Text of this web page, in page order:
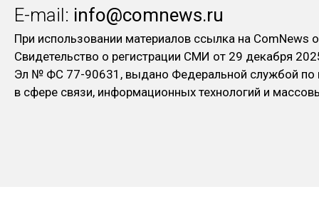
E-mail: info@comnews.ru
При использовании материалов ссылка на ComNews
Свидетельство о регистрации СМИ от 29 декабря
Эл № ФC 77-90631, выдано Федеральной службой по
в сфере связи, информационных технологий и